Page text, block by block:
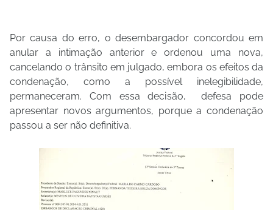
Por causa do erro, o desembargador concordou em
anular a intimação anterior e ordenou uma nova,
cancelando o trânsito em julgado, embora os efeitos da
condenação, como a possível inelegibilidade,
permaneceram. Com essa decisão, defesa pode
apresentar novos argumentos, porque a condenação
passou a ser não definitiva.